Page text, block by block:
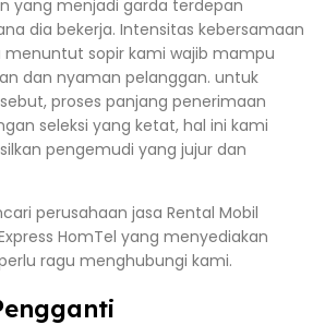
yang menjadi garda terdepan
dia bekerja. Intensitas kebersamaan
sopir kami wajib mampu
dan nyaman pelanggan. untuk
proses panjang penerimaan
seleksi yang ketat, hal ini kami
pengemudi yang jujur dan
perusahaan jasa Rental Mobil
HomTel yang menyediakan
ragu menghubungi kami.